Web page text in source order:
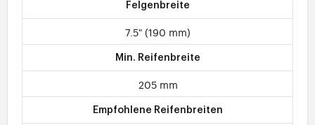
Felgenbreite
7.5" (190 mm)
Min. Reifenbreite
205 mm
Empfohlene Reifenbreiten